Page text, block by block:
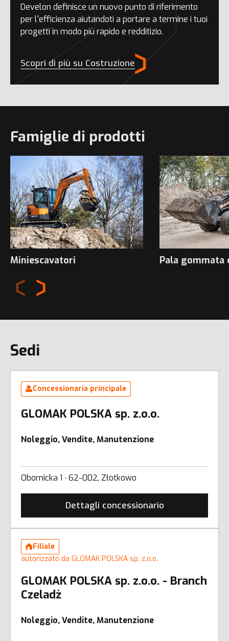
Develon definisce un nuovo punto di riferimento
per l'efficienza aiutandoti a portare a termine i tuoi
progetti in modo più rapido e redditizio.
Scopri di più su Costruzione
Famiglie di prodotti
Miniescavatori Pala gommata
Sedi
Concessionaria principale
GLOMAK POLSKA sp. z.o.o.
Noleggio, Vendite, Manutenzione
Obornicka 1 ∙ 62-002, Złotkowo
Dettagli concessionario
Filiale
autorizzato da GLOMAK POLSKA sp. z.o.o.
GLOMAK POLSKA sp. z.o.o. - Branch
Czeladż
Noleggio, Vendite, Manutenzione